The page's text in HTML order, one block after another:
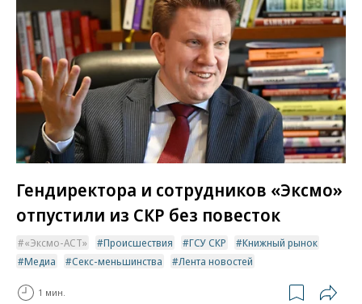
Гендиректора и сотрудников «Эксмо»
отпустили из СКР без повесток
«Эксмо-АСТ» Происшествия ГСУ СКР
Книжный рынок
Медиа
Секс-меньшинства Лента новостей
1 мин.